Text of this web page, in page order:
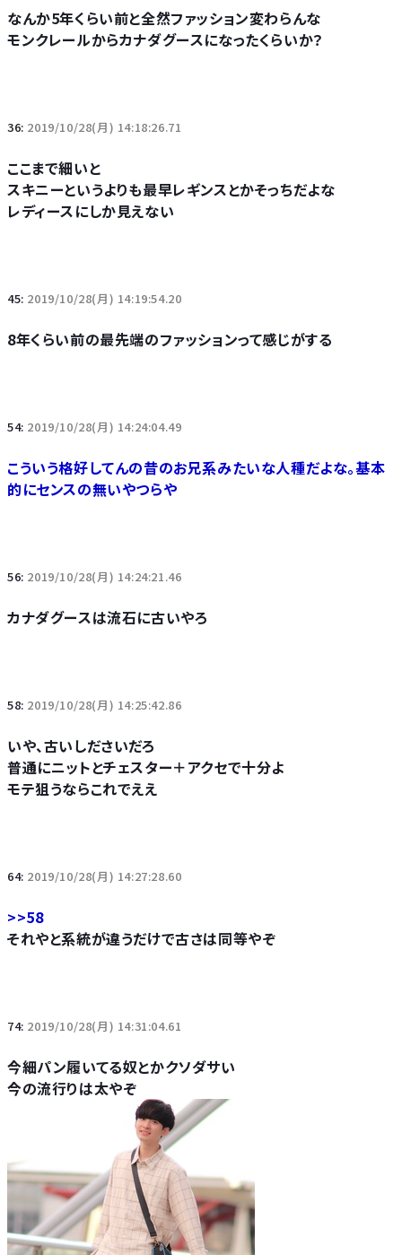
なんか5年くらい前と全然ファッション変わらんな
モンクレールからカナダグースになったくらいか？
36: 2019/10/28(月) 14:18:26.71
ここまで細いと
スキニーというよりも最早レギンスとかそっちだよな
レディースにしか見えない
45: 2019/10/28(月) 14:19:54.20
8年くらい前の最先端のファッションって感じがする
54: 2019/10/28(月) 14:24:04.49
こういう格好してんの昔のお兄系みたいな人種だよな。基本
的にセンスの無いやつらや
56: 2019/10/28(月) 14:24:21.46
カナダグースは流石に古いやろ
58: 2019/10/28(月) 14:25:42.86
いや、古いしださいだろ
普通にニットとチェスター＋アクセで十分よ
モテ狙うならこれでええ
64: 2019/10/28(月) 14:27:28.60
>>58
それやと系統が違うだけで古さは同等やぞ
74: 2019/10/28(月) 14:31:04.61
今細パン履いてる奴とかクソダサい
今の流行りは太やぞ